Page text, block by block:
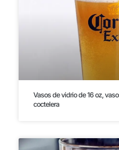
Vasos de vidrio de 16 oz,
coctelera